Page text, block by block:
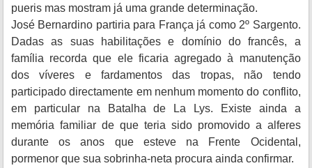
pueris mas mostram já uma grande determinação.
José Bernardino partiria para França já como 2º Sargento.
Dadas as suas habilitações e domínio do francês, a
família recorda que ele ficaria agregado à manutenção
dos víveres e fardamentos das tropas, não tendo
participado directamente em nenhum momento do conflito,
em particular na Batalha de La Lys. Existe ainda a
memória familiar de que teria sido promovido a alferes
durante os anos que esteve na Frente Ocidental,
pormenor que sua sobrinha-neta procura ainda confirmar.